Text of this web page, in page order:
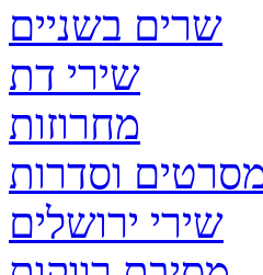
שרים בשניים
שירי דת
מחרוזות
וסדרות
שירי ירושלים